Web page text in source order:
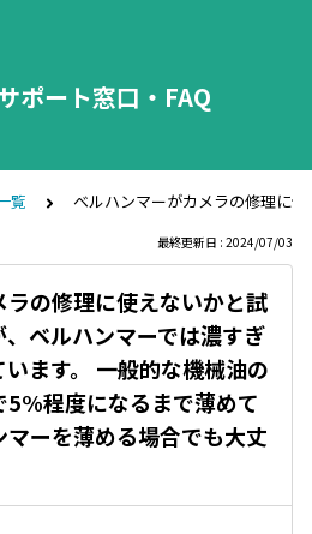
ポート窓口・FAQ
覧 ベルハンマーがカメラの修理に
最終更新日 : 2024/07/03
の修理に使えないかと試
ベルハンマーでは濃すぎ
ます。 一般的な機械油の
程度になるまで薄めて
ーを薄める場合でも大丈